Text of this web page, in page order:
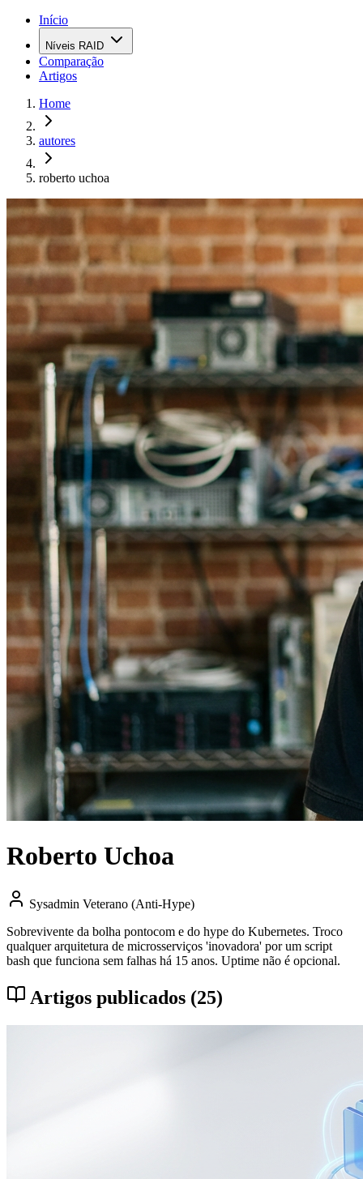
Início
Níveis RAID
Comparação
Artigos
Home
autores
roberto uchoa
Roberto Uchoa
Sysadmin Veterano (Anti-Hype)
Sobrevivente da bolha pontocom e do hype do Kubernetes. Troco
qualquer arquitetura de microsserviços 'inovadora' por um script
bash que funciona sem falhas há 15 anos. Uptime não é opcional.
Artigos publicados (25)